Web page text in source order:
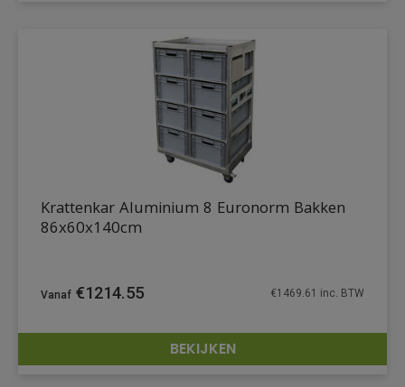
DETAILS
Krattenkar Aluminium 8 Euronorm Bakken
86x60x140cm
€1214.55 €1469.61 inc. BTW
BEKIJKEN